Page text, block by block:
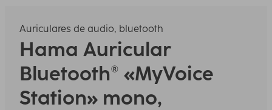
Auriculares de audio, bluetooth
Hama Auricular
Bluetooth® «MyVoice
Station» mono,